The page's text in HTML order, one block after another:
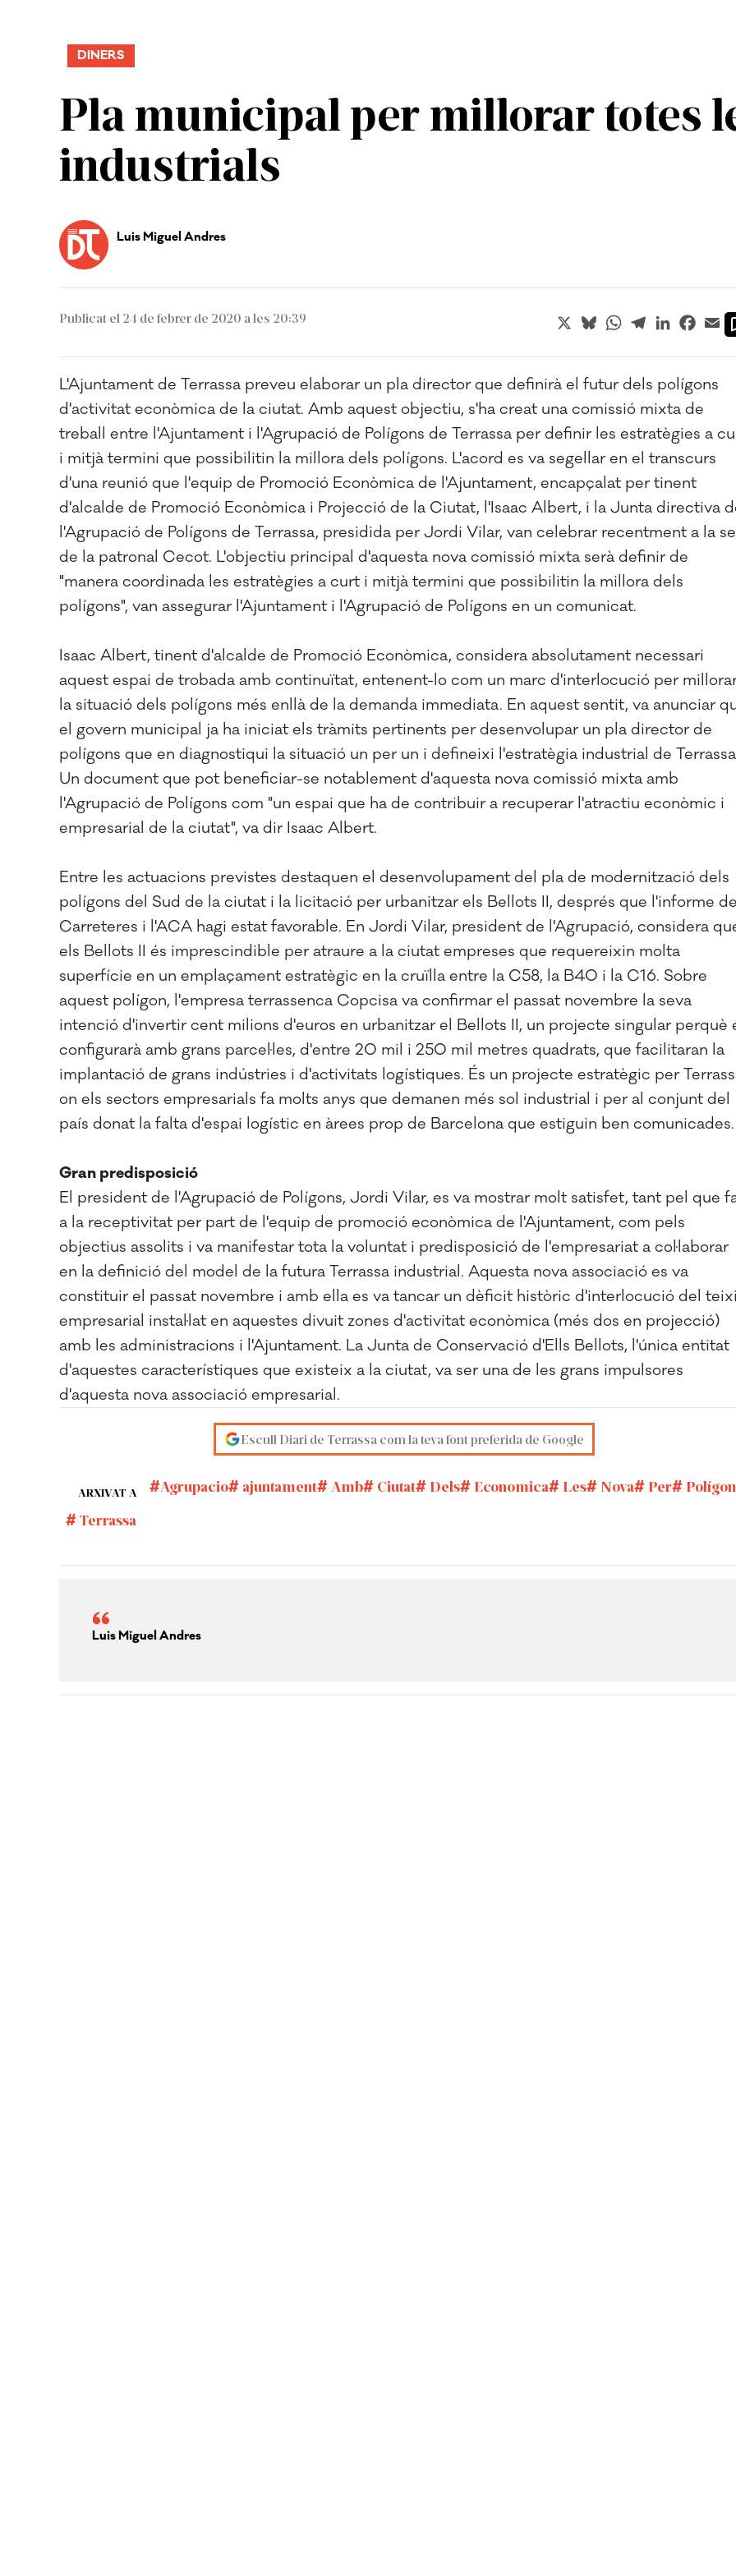
Pla municipal per millorar totes
industrials
DINERS
Luis Miguel Andres
Publicat el 24 de febrer de 2020 a les 20:39 X BlueskyWhatsApp
TelegramLinkedIn
L'Ajuntament de Terrassa preveu elaborar un pla director que definirà el futur dels polígons
d'activitat econòmica de la ciutat. Amb aquest objectiu, s'ha creat una comissió mixta de
treball entre l'Ajuntament i l'Agrupació de Polígons de Terrassa per definir les estratègies a
i mitjà termini que possibilitin la millora dels polígons. L'acord es va segellar en el transcurs
d'una reunió que l'equip de Promoció Econòmica de l'Ajuntament, encapçalat per tinent
d'alcalde de Promoció Econòmica i Projecció de la Ciutat, l'Isaac Albert, i la Junta directiva
l'Agrupació de Polígons de Terrassa, presidida per Jordi Vilar, van celebrar recentment a la
de la patronal Cecot. L'objectiu principal d'aquesta nova comissió mixta serà definir de
"manera coordinada les estratègies a curt i mitjà termini que possibilitin la millora dels
polígons", van assegurar l'Ajuntament i l'Agrupació de Polígons en un comunicat.
Isaac Albert, tinent d'alcalde de Promoció Econòmica, considera absolutament necessari
aquest espai de trobada amb continuïtat, entenent-lo com un marc d'interlocució per
la situació dels polígons més enllà de la demanda immediata. En aquest sentit, va anunciar
el govern municipal ja ha iniciat els tràmits pertinents per desenvolupar un pla director de
polígons que en diagnostiqui la situació un per un i defineixi l'estratègia industrial de
Un document que pot beneficiar-se notablement d'aquesta nova comissió mixta amb
l'Agrupació de Polígons com "un espai que ha de contribuir a recuperar l'atractiu econòmic i
empresarial de la ciutat", va dir Isaac Albert.
Entre les actuacions previstes destaquen el desenvolupament del pla de modernització dels
polígons del Sud de la ciutat i la licitació per urbanitzar els Bellots II, després que l'informe
Carreteres i l'ACA hagi estat favorable. En Jordi Vilar, president de l'Agrupació, considera
els Bellots II és imprescindible per atraure a la ciutat empreses que requereixin molta
superfície en un emplaçament estratègic en la cruïlla entre la C58, la B40 i la C16. Sobre
aquest polígon, l'empresa terrassenca Copcisa va confirmar el passat novembre la seva
intenció d'invertir cent milions d'euros en urbanitzar el Bellots II, un projecte singular perquè
configurarà amb grans parcel·les, d'entre 20 mil i 250 mil metres quadrats, que facilitaran la
implantació de grans indústries i d'activitats logístiques. És un projecte estratègic per
on els sectors empresarials fa molts anys que demanen més sol industrial i per al conjunt del
país donat la falta d'espai logístic en àrees prop de Barcelona que estiguin ben comunicades.
Gran predisposició
El president de l'Agrupació de Polígons, Jordi Vilar, es va mostrar molt satisfet, tant pel que
a la receptivitat per part de l'equip de promoció econòmica de l'Ajuntament, com pels
objectius assolits i va manifestar tota la voluntat i predisposició de l'empresariat a col·laborar
en la definició del model de la futura Terrassa industrial. Aquesta nova associació es va
constituir el passat novembre i amb ella es va tancar un dèficit històric d'interlocució del
empresarial instal·lat en aquestes divuit zones d'activitat econòmica (més dos en projecció)
amb les administracions i l'Ajuntament. La Junta de Conservació d'Ells Bellots, l'única entitat
d'aquestes característiques que existeix a la ciutat, va ser una de les grans impulsores
d'aquesta nova associació empresarial.
Escull Diari de Terrassa com la teva font preferida de Google
ARXIVAT A Agrupacio ajuntament Amb Ciutat Dels Economica Les Nova Per
Terrassa
Luis Miguel Andres